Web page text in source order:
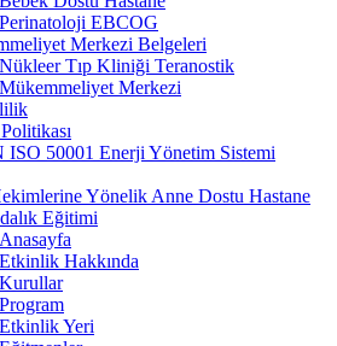
Perinatoloji EBCOG
Merkezi Belgeleri
Nükleer Tıp Kliniği Teranostik
Mükemmeliyet Merkezi
ISO 50001 Enerji Yönetim Sistemi
Yönelik Anne Dostu Hastane
Eğitimi
Anasayfa
Etkinlik Hakkında
Kurullar
Program
Etkinlik Yeri